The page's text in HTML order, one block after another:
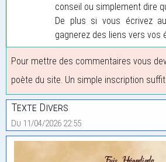
conseil ou simplement dire
De plus si vous écrivez
gagnerez des liens vers vos
Pour mettre des commentaires vous
poète du site. Un simple inscription suffit
Texte Divers
Du 11/04/2026 22:55